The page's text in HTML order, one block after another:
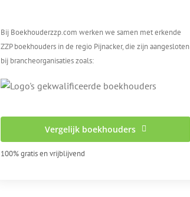
Bij Boekhouderzzp.com werken we samen met erkende
ZZP boekhouders in de regio Pijnacker, die zijn aangesloten
bij brancheorganisaties zoals:
Vergelijk boekhouders
100% gratis en vrijblijvend